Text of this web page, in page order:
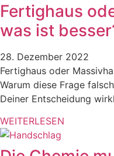
Fertighaus
was ist
28. Dezember 2022
Fertighaus oder
Warum diese Frage
Deiner Entscheidung
WEITERLESEN